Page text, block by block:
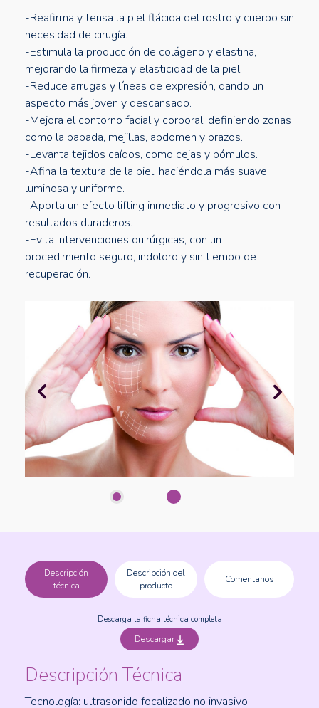
-Reafirma y tensa la piel flácida del rostro y cuerpo sin
necesidad de cirugía.
-Estimula la producción de colágeno y elastina,
mejorando la firmeza y elasticidad de la piel.
-Reduce arrugas y líneas de expresión, dando un
aspecto más joven y descansado.
-Mejora el contorno facial y corporal, definiendo zonas
como la papada, mejillas, abdomen y brazos.
-Levanta tejidos caídos, como cejas y pómulos.
-Afina la textura de la piel, haciéndola más suave,
luminosa y uniforme.
-Aporta un efecto lifting inmediato y progresivo con
resultados duraderos.
-Evita intervenciones quirúrgicas, con un
procedimiento seguro, indoloro y sin tiempo de
recuperación.
Descripción
técnica
Descripción del
producto
Comentarios
Descarga la ficha técnica completa
Descargar
Descripción Técnica
Tecnología: ultrasonido focalizado no invasivo